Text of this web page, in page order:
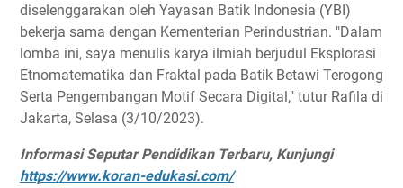
diselenggarakan oleh Yayasan Batik Indonesia (YBI)
bekerja sama dengan Kementerian Perindustrian. "Dalam
lomba ini, saya menulis karya ilmiah berjudul Eksplorasi
Etnomatematika dan Fraktal pada Batik Betawi Terogong
Serta Pengembangan Motif Secara Digital," tutur Rafila di
Jakarta, Selasa (3/10/2023).
Informasi Seputar Pendidikan Terbaru, Kunjungi
https://www.koran-edukasi.com/